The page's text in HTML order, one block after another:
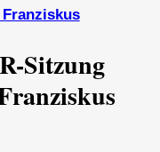
Sitzung